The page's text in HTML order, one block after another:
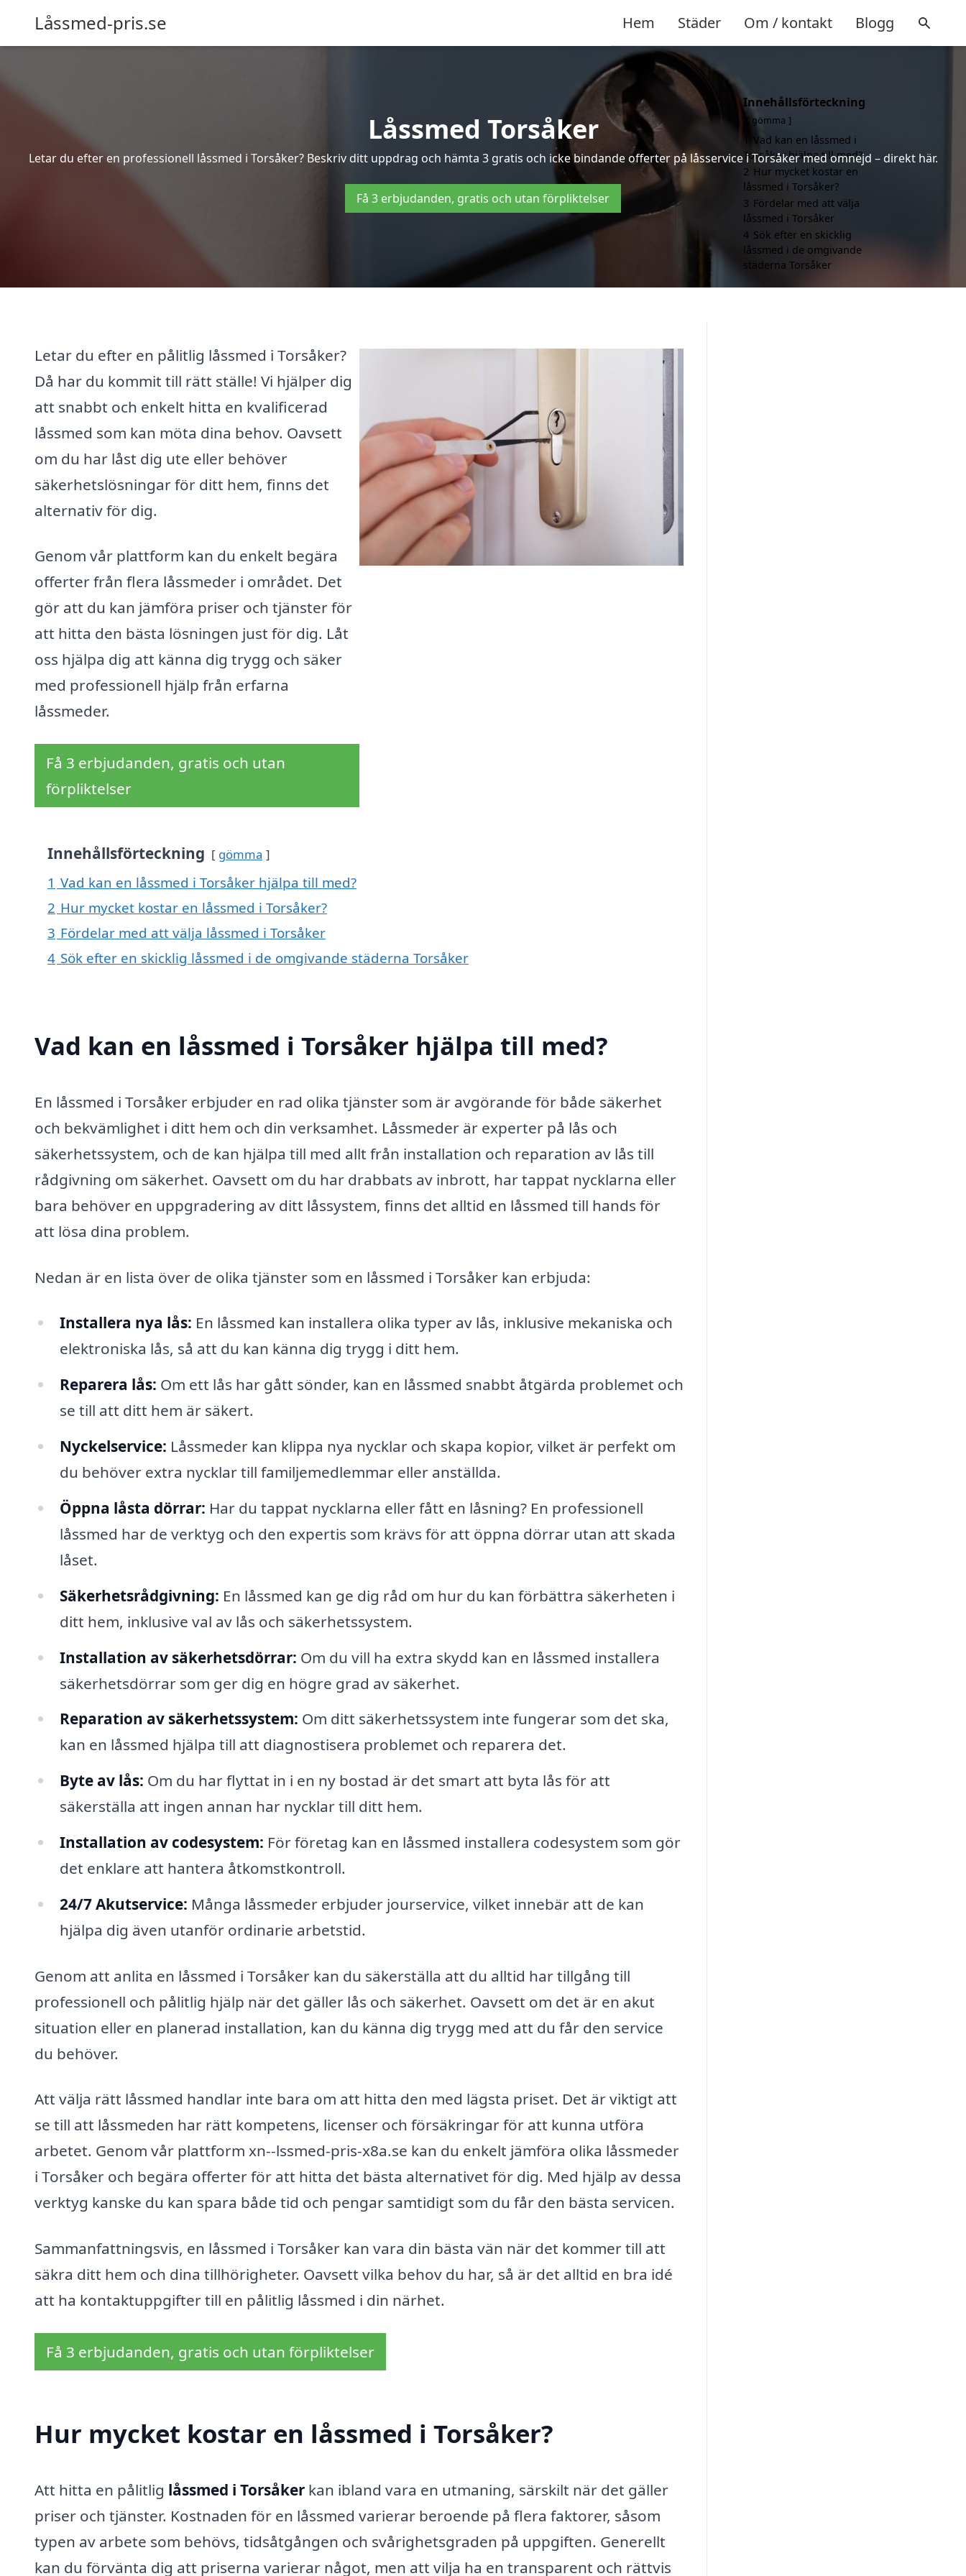
Låssmed-pris.se Hem Städer Om / kontakt Blogg
Låssmed Torsåker
Letar du efter en professionell låssmed i Torsåker? Beskriv ditt uppdrag och hämta 3 gratis och icke bindande offerter på låsservice i Torsåker med omnejd – direkt här.
Få 3 erbjudanden, gratis och utan förpliktelser
Letar du efter en pålitlig låssmed i Torsåker?
Då har du kommit till rätt ställe! Vi hjälper dig
att snabbt och enkelt hitta en kvalificerad
låssmed som kan möta dina behov. Oavsett
om du har låst dig ute eller behöver
säkerhetslösningar för ditt hem, finns det
alternativ för dig.
Genom vår plattform kan du enkelt begära
offerter från flera låssmeder i området. Det
gör att du kan jämföra priser och tjänster för
att hitta den bästa lösningen just för dig. Låt
oss hjälpa dig att känna dig trygg och säker
med professionell hjälp från erfarna
låssmeder.
Få 3 erbjudanden, gratis och utan
förpliktelser
Innehållsförteckning gömma
1 Vad kan en låssmed i Torsåker hjälpa till med?
2 Hur mycket kostar en låssmed i Torsåker?
3 Fördelar med att välja låssmed i Torsåker
4 Sök efter en skicklig låssmed i de omgivande städerna Torsåker
Vad kan en låssmed i Torsåker hjälpa till med?
En låssmed i Torsåker erbjuder en rad olika tjänster som är avgörande för både säkerhet
och bekvämlighet i ditt hem och din verksamhet. Låssmeder är experter på lås och
säkerhetssystem, och de kan hjälpa till med allt från installation och reparation av lås till
rådgivning om säkerhet. Oavsett om du har drabbats av inbrott, har tappat nycklarna eller
bara behöver en uppgradering av ditt låssystem, finns det alltid en låssmed till hands för
att lösa dina problem.
Nedan är en lista över de olika tjänster som en låssmed i Torsåker kan erbjuda:
Installera nya lås: En låssmed kan installera olika typer av lås, inklusive mekaniska och
elektroniska lås, så att du kan känna dig trygg i ditt hem.
Reparera lås: Om ett lås har gått sönder, kan en låssmed snabbt åtgärda problemet och
se till att ditt hem är säkert.
Nyckelservice: Låssmeder kan klippa nya nycklar och skapa kopior, vilket är perfekt om
du behöver extra nycklar till familjemedlemmar eller anställda.
Öppna låsta dörrar: Har du tappat nycklarna eller fått en låsning? En professionell
låssmed har de verktyg och den expertis som krävs för att öppna dörrar utan att skada
låset.
Säkerhetsrådgivning: En låssmed kan ge dig råd om hur du kan förbättra säkerheten i
ditt hem, inklusive val av lås och säkerhetssystem.
Installation av säkerhetsdörrar: Om du vill ha extra skydd kan en låssmed installera
säkerhetsdörrar som ger dig en högre grad av säkerhet.
Reparation av säkerhetssystem: Om ditt säkerhetssystem inte fungerar som det ska,
kan en låssmed hjälpa till att diagnostisera problemet och reparera det.
Byte av lås: Om du har flyttat in i en ny bostad är det smart att byta lås för att
säkerställa att ingen annan har nycklar till ditt hem.
Installation av codesystem: För företag kan en låssmed installera codesystem som gör
det enklare att hantera åtkomstkontroll.
24/7 Akutservice: Många låssmeder erbjuder jourservice, vilket innebär att de kan
hjälpa dig även utanför ordinarie arbetstid.
Genom att anlita en låssmed i Torsåker kan du säkerställa att du alltid har tillgång till
professionell och pålitlig hjälp när det gäller lås och säkerhet. Oavsett om det är en akut
situation eller en planerad installation, kan du känna dig trygg med att du får den service
du behöver.
Att välja rätt låssmed handlar inte bara om att hitta den med lägsta priset. Det är viktigt att
se till att låssmeden har rätt kompetens, licenser och försäkringar för att kunna utföra
arbetet. Genom vår plattform xn--lssmed-pris-x8a.se kan du enkelt jämföra olika låssmeder
i Torsåker och begära offerter för att hitta det bästa alternativet för dig. Med hjälp av dessa
verktyg kanske du kan spara både tid och pengar samtidigt som du får den bästa servicen.
Sammanfattningsvis, en låssmed i Torsåker kan vara din bästa vän när det kommer till att
säkra ditt hem och dina tillhörigheter. Oavsett vilka behov du har, så är det alltid en bra idé
att ha kontaktuppgifter till en pålitlig låssmed i din närhet.
Få 3 erbjudanden, gratis och utan förpliktelser
Hur mycket kostar en låssmed i Torsåker?
Att hitta en pålitlig låssmed i Torsåker kan ibland vara en utmaning, särskilt när det gäller
priser och tjänster. Kostnaden för en låssmed varierar beroende på flera faktorer, såsom
typen av arbete som behövs, tidsåtgången och svårighetsgraden på uppgiften. Generellt
kan du förvänta dig att priserna varierar något, men att vilja ha en transparent och rättvis
Innehållsförteckning
gömma
Vad kan en låssmed i
Torsåker hjälpa till med?
2 Hur mycket kostar en
låssmed i Torsåker?
3 Fördelar med att välja
låssmed i Torsåker
4 Sök efter en skicklig
låssmed i de omgivande
städerna Torsåker